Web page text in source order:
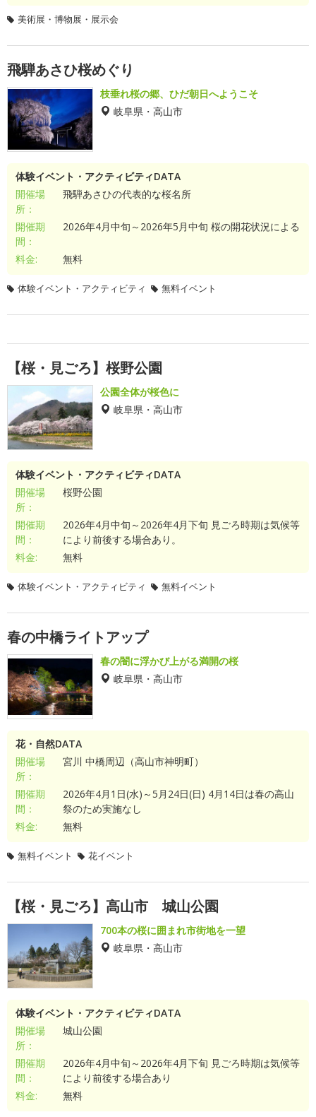
美術展・博物展・展示会
飛騨あさひ桜めぐり
枝垂れ桜の郷、ひだ朝日へようこそ
岐阜県・高山市
体験イベント・アクティビティDATA
開催場
所：
飛騨あさひの代表的な桜名所
開催期
間：
2026年4月中旬～2026年5月中旬 桜の開花状況による
料金: 無料
体験イベント・アクティビティ 無料イベント
【桜・見ごろ】桜野公園
公園全体が桜色に
岐阜県・高山市
体験イベント・アクティビティDATA
開催場
所：
桜野公園
開催期
間：
2026年4月中旬～2026年4月下旬 見ごろ時期は気候等
により前後する場合あり。
料金:
無料
体験イベント・アクティビティ 無料イベント
春の中橋ライトアップ
春の闇に浮かび上がる満開の桜
岐阜県・高山市
花・自然DATA
開催場
所：
宮川 中橋周辺（高山市神明町）
開催期
間：
2026年4月1日(水)～5月24日(日) 4月14日は春の高山
祭のため実施なし
料金:
無料
無料イベント 花イベント
【桜・見ごろ】高山市 城山公園
700本の桜に囲まれ市街地を一望
岐阜県・高山市
体験イベント・アクティビティDATA
開催場
所：
城山公園
開催期
間：
2026年4月中旬～2026年4月下旬 見ごろ時期は気候等
により前後する場合あり
料金:
無料